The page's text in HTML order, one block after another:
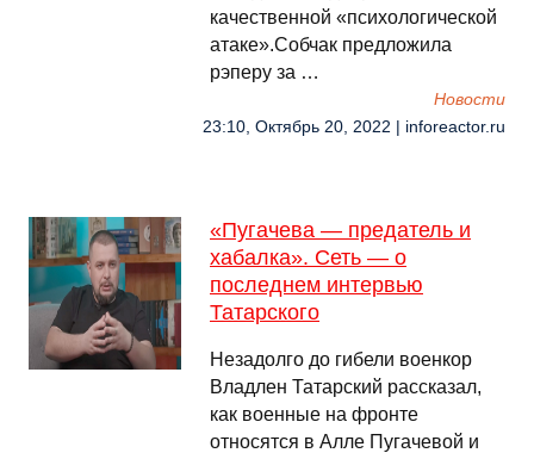
качественной «психологической
атаке».Собчак предложила
рэперу за …
Новости
23:10, Октябрь 20, 2022 | inforeactor.ru
«Пугачева — предатель и
хабалка». Сеть — о
последнем интервью
Татарского
Незадолго до гибели военкор
Владлен Татарский рассказал,
как военные на фронте
относятся в Алле Пугачевой и